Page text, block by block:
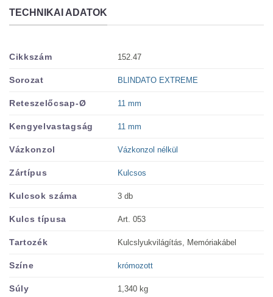
TECHNIKAI ADATOK
Cikkszám 152.47
Sorozat BLINDATO EXTREME
Reteszelőcsap-Ø 11 mm
Kengyelvastagság 11 mm
Vázkonzol Vázkonzol nélkül
Zártípus Kulcsos
Kulcsok száma 3 db
Kulcs típusa Art. 053
Tartozék Kulcslyukvilágítás, Memóriakábel
Színe krómozott
Súly 1,340 kg